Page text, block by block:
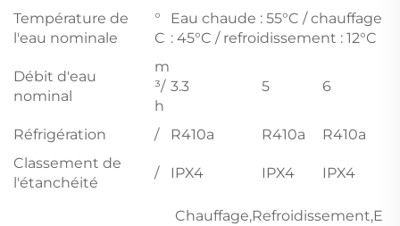
Température de
l'eau nominale
°
C
Eau chaude : 55°C / chauffage
: 45°C / refroidissement : 12°C
Débit d'eau
nominal
m
³/
h
3.3 5 6
Réfrigération / R410a R410a
R410a
Classement de
l'étanchéité
/ IPX4 IPX4 IPX4
Chauffage,Refroidissement,E